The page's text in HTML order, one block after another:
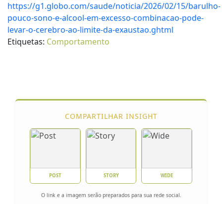
https://g1.globo.com/saude/noticia/2026/02/15/barulho-
pouco-sono-e-alcool-em-excesso-combinacao-pode-
levar-o-cerebro-ao-limite-da-exaustao.ghtml
Etiquetas: Comportamento
COMPARTILHAR INSIGHT
POST STORY WIDE
O link e a imagem serão preparados para sua rede social.